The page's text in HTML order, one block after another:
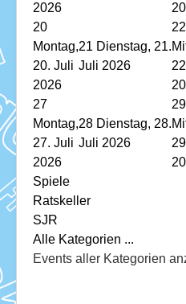
2026
20
Montag,
20. Juli
2026
21 Dienstag, 21.
Juli 2026
22
27
Montag,
27. Juli
2026
28 Dienstag, 28.
Juli 2026
29
Spiele
Ratskeller
SJR
Alle Kategorien ...
Events aller Kategorien